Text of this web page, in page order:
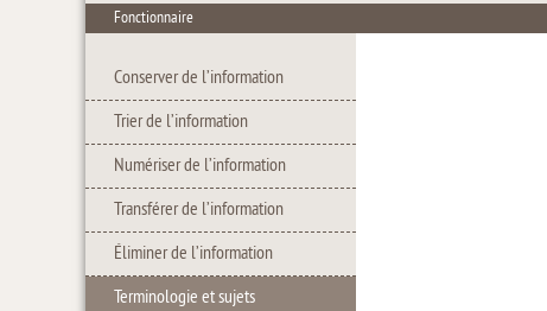
Fonctionnaire
Conserver de l’information
Trier de l’information
Numériser de l’information
Transférer de l’information
Éliminer de l’information
Terminologie et sujets